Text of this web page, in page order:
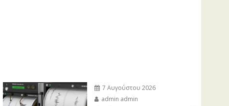
7 Αυγούστου 2026
admin admin